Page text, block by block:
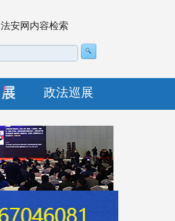
法安网内容检索
政法巡展